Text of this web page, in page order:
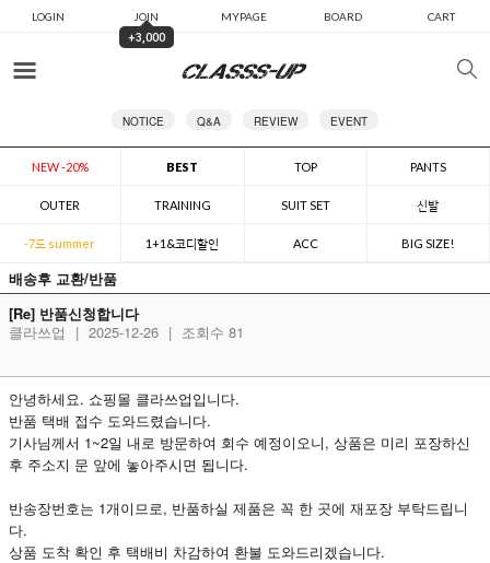
LOGIN JOIN MYPAGE BOARD CART
+3,000
NOTICE Q&A REVIEW EVENT
NEW -20% BEST TOP PANTS
OUTER TRAINING SUIT SET 신발
-7도 summer 1+1&코디할인 ACC BIG SIZE!
배송후 교환/반품
[Re] 반품신청합니다
클라쓰업
| 2025-12-26 | 조회수 81
안녕하세요. 쇼핑몰 클라쓰업입니다.
반품 택배 접수 도와드렸습니다.
기사님께서 1~2일 내로 방문하여 회수 예정이오니, 상품은 미리 포장하신
후 주소지 문 앞에 놓아주시면 됩니다.
반송장번호는 1개이므로, 반품하실 제품은 꼭 한 곳에 재포장 부탁드립니
다.
상품 도착 확인 후 택배비 차감하여 환불 도와드리겠습니다.